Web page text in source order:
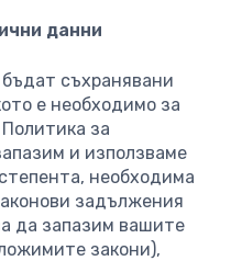
данни
съхранявани
е необходимо за
за
и използваме
необходима
задължения
да запазим вашите
закони),